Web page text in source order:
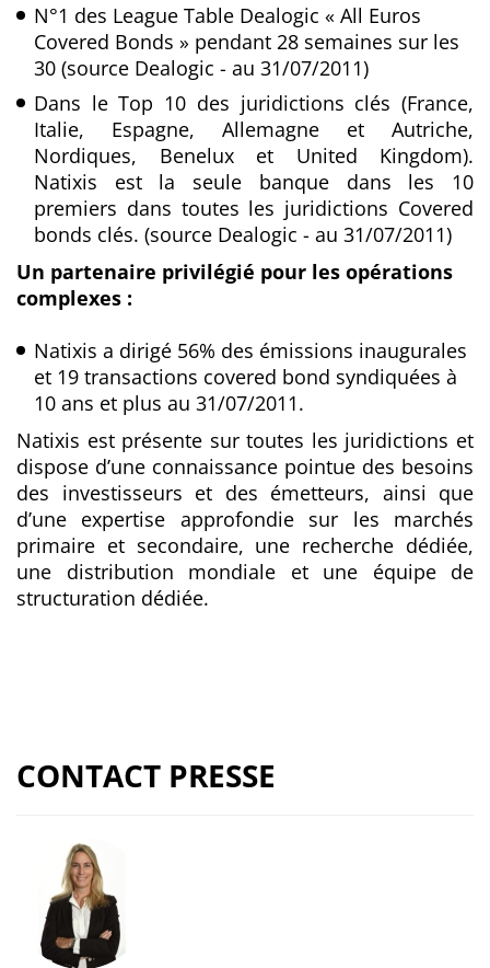
N°1 des League Table Dealogic « All Euros
Covered Bonds » pendant 28 semaines sur les
30 (source Dealogic - au 31/07/2011)
Dans le Top 10 des juridictions clés (France,
Italie, Espagne, Allemagne et Autriche,
Nordiques, Benelux et United Kingdom).
Natixis est la seule banque dans les 10
premiers dans toutes les juridictions Covered
bonds clés. (source Dealogic - au 31/07/2011)
Un partenaire privilégié pour les opérations
complexes :
Natixis a dirigé 56% des émissions inaugurales
et 19 transactions covered bond syndiquées à
10 ans et plus au 31/07/2011.
Natixis est présente sur toutes les juridictions et
dispose d’une connaissance pointue des besoins
des investisseurs et des émetteurs, ainsi que
d’une expertise approfondie sur les marchés
primaire et secondaire, une recherche dédiée,
une distribution mondiale et une équipe de
structuration dédiée.
CONTACT PRESSE